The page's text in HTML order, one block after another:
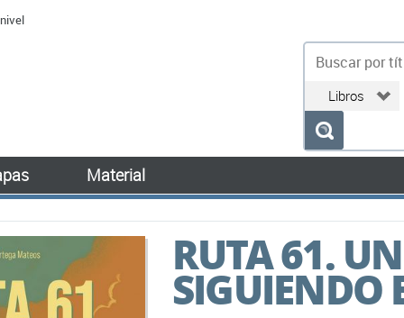
Material
RUTA 61.
SIGUIENDO